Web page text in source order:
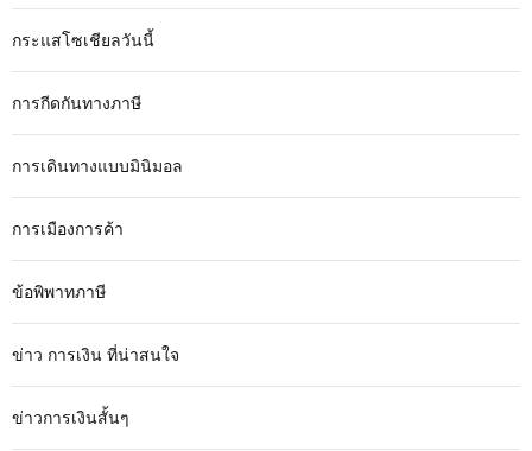
กระแสโซเชียลวันนี้
การกีดกันทางภาษี
การเดินทางแบบมินิมอล
การเมืองการค้า
ข้อพิพาทภาษี
ข่าว การเงิน ที่น่าสนใจ
ข่าวการเงินสั้นๆ